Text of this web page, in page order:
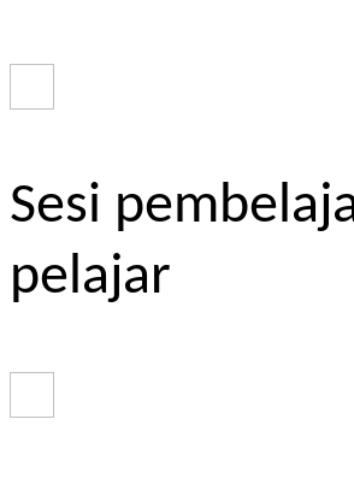
Sesi
pelajar